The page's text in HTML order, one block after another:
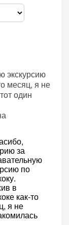
экскурсию
месяц, я не
один